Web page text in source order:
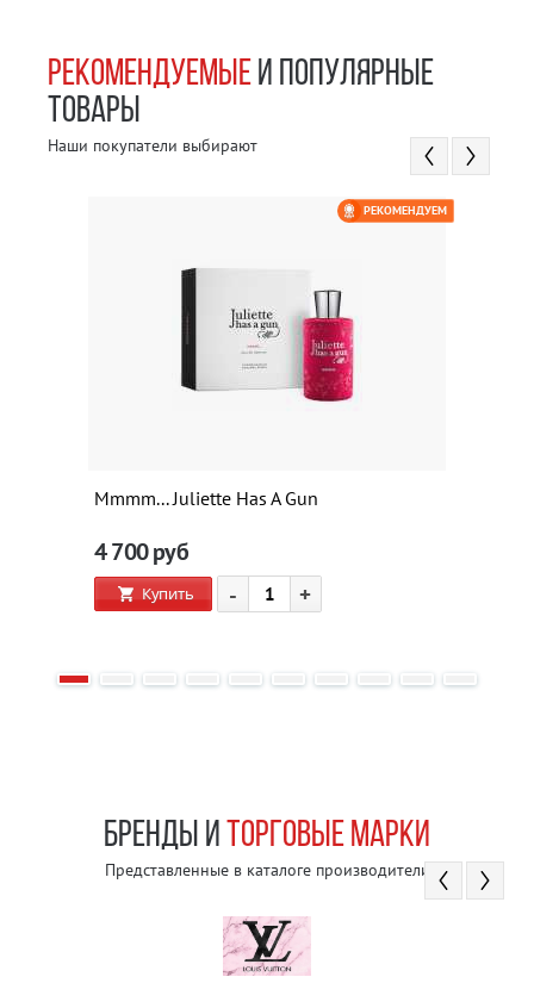
РЕКОМЕНДУЕМЫЕИ ПОПУЛЯРНЫЕ
ТОВАРЫ
Наши покупатели выбирают
Mmmm... Juliette Has A Gun
4 700руб
Купить - +
РЕКОМЕНДУЕМ
БРЕНДЫ И ТОРГОВЫЕ МАРКИ
Представленные в каталоге производители